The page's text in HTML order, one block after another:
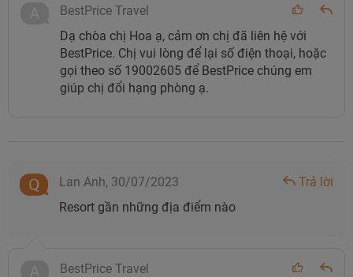
BestPrice Travel
Dạ chòa chị Hoa ạ, cảm ơn chị đã liên hệ với
BestPrice. Chị vui lòng để lại số điện thoại, hoặc
gọi theo số 19002605 để BestPrice chúng em
giúp chị đổi hạng phòng ạ.
Lan Anh, 30/07/2023
Trả lời
Resort gần những địa điểm nào
BestPrice Travel